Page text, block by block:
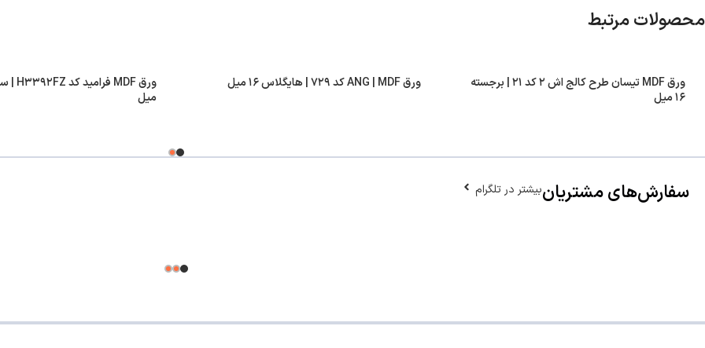
محصولات مرتبط
ورق MDF تیسان طرح کالج اش ۲ کد ۲۱ | برجسته
۱۶ میل
ورق ANG | MDF کد ۷۲۹ | هایگلاس ۱۶ میل
میل
سفارش‌های مشتریانبیشتر در تلگرام